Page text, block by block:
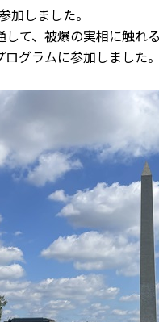
加しました。
て、被爆の実相に触
グラムに参加しました。